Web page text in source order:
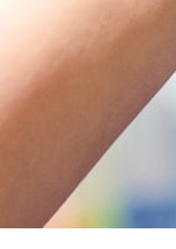
l’any
de la Salut i